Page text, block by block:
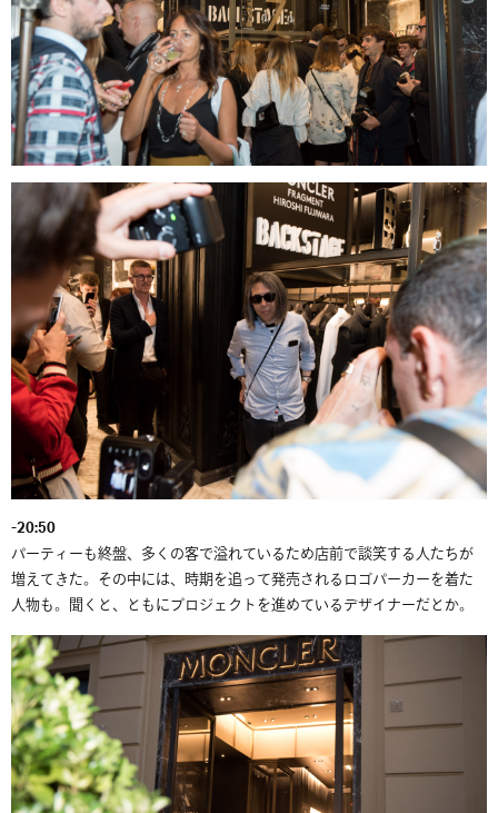
-20:50
パーティーも終盤、多くの客で溢れているため店前で談笑する人たちが
増えてきた。その中には、時期を追って発売されるロゴパーカーを着た
人物も。聞くと、ともにプロジェクトを進めているデザイナーだとか。